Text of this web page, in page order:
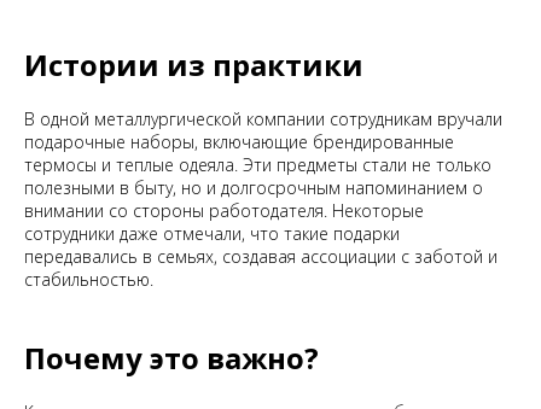
Истории из практики
В одной металлургической компании сотрудникам вручали
подарочные наборы, включающие брендированные
термосы и теплые одеяла. Эти предметы стали не только
полезными в быту, но и долгосрочным напоминанием о
внимании со стороны работодателя. Некоторые
сотрудники даже отмечали, что такие подарки
передавались в семьях, создавая ассоциации с заботой и
стабильностью.
Почему это важно?